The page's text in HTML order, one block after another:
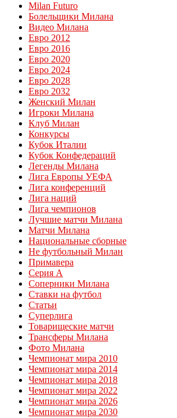
Milan Futuro
Болельщики Милана
Видео Милана
Евро 2012
Евро 2016
Евро 2020
Евро 2024
Евро 2028
Евро 2032
Женский Милан
Игроки Милана
Клуб Милан
Конкурсы
Кубок Италии
Кубок Конфедераций
Легенды Милана
Лига Европы УЕФА
Лига конференций
Лига наций
Лига чемпионов
Лучшие матчи Милана
Матчи Милана
Национальные сборные
Не футбольный Милан
Примавера
Серия А
Соперники Милана
Ставки на футбол
Статьи
Суперлига
Товарищеские матчи
Трансферы Милана
Фото Милана
Чемпионат мира 2010
Чемпионат мира 2014
Чемпионат мира 2018
Чемпионат мира 2022
Чемпионат мира 2026
Чемпионат мира 2030